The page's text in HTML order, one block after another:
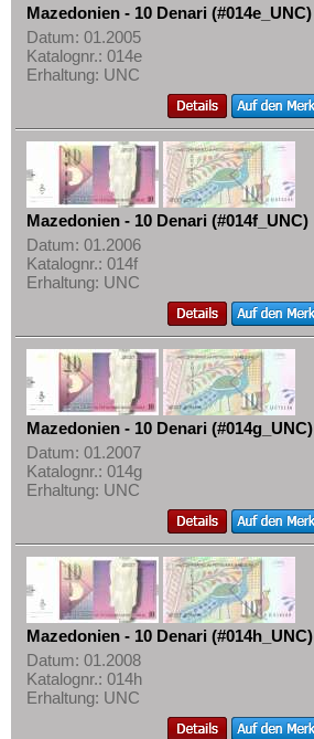
Mazedonien - 10 Denari (#014e_UNC)
Datum: 01.2005
Katalognr.: 014e
Erhaltung: UNC
Mazedonien - 10 Denari (#014f_UNC)
Datum: 01.2006
Katalognr.: 014f
Erhaltung: UNC
Mazedonien - 10 Denari (#014g_UNC)
Datum: 01.2007
Katalognr.: 014g
Erhaltung: UNC
Mazedonien - 10 Denari (#014h_UNC)
Datum: 01.2008
Katalognr.: 014h
Erhaltung: UNC